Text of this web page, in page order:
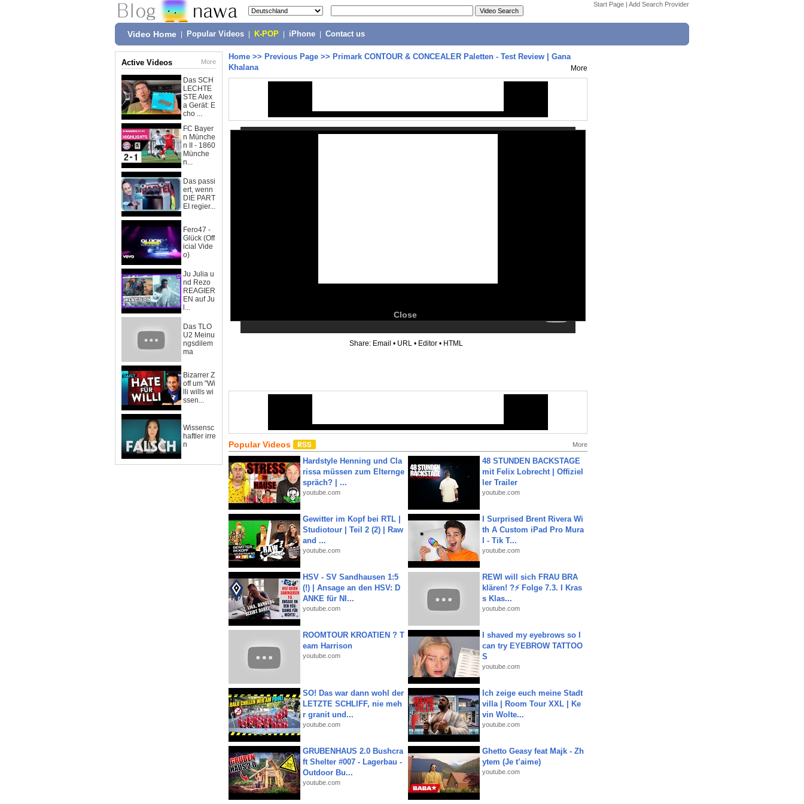
Start Page | Add Search Provider
Video Home Popular Videos K-POP iPhone Contact us
Active Videos More
Das SCH
LECHTE
STE Alex
a Gerät: E
cho ...
FC Bayer
n Münche
n II - 1860
Münche
n...
Das passi
ert, wenn
DIE PART
EI regier...
Fero47 -
Glück (Off
icial Vide
o)
Ju Julia u
nd Rezo
REAGIER
EN auf Ju
l...
Das TLO
U2 Meinu
ngsdilem
ma
Bizarrer Z
off um "Wi
lli wills wi
ssen...
Wissensc
haftler irre
n
Home >> Previous Page >> Primark CONTOUR & CONCEALER Paletten - Test Review | Gana
Khalana
More
Close
Share: Email • URL • Editor • HTML
Popular Videos More
Hardstyle Henning und Cla
rissa müssen zum Elternge
spräch? | ...
youtube.com
48 STUNDEN BACKSTAGE
mit Felix Lobrecht | Offiziel
ler Trailer
youtube.com
Gewitter im Kopf bei RTL |
Studiotour | Teil 2 (2) | Raw
and ...
youtube.com
I Surprised Brent Rivera Wi
th A Custom iPad Pro Mura
l - Tik T...
youtube.com
HSV - SV Sandhausen 1:5
(!) | Ansage an den HSV: D
ANKE für NI...
youtube.com
REWI will sich FRAU BRA
klären! ?⚡️ Folge 7.3. I Kras
s Klas...
youtube.com
ROOMTOUR KROATIEN ? T
eam Harrison
youtube.com
I shaved my eyebrows so I
can try EYEBROW TATTOO
S
youtube.com
SO! Das war dann wohl der
LETZTE SCHLIFF, nie meh
r granit und...
youtube.com
Ich zeige euch meine Stadt
villa | Room Tour XXL | Ke
vin Wolte...
youtube.com
GRUBENHAUS 2.0 Bushcra
ft Shelter #007 - Lagerbau -
Outdoor Bu...
youtube.com
Ghetto Geasy feat Majk - Zh
ytem (Je t’aime)
youtube.com